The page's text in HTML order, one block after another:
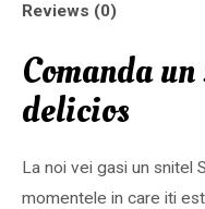
Reviews (0)
Comanda
delicios
La noi vei gasi un snitel
momentele in care iti